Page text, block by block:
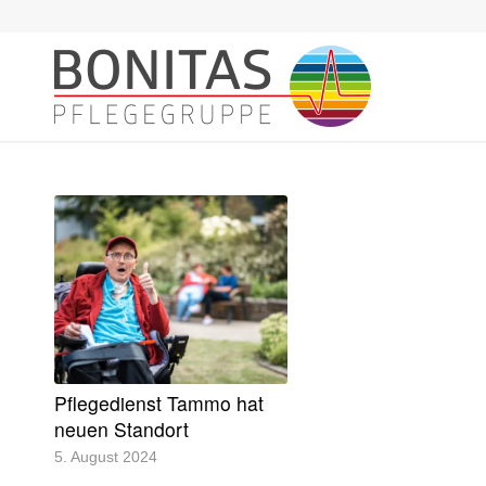
Pflegedienst Tammo hat
neuen Standort
5. August 2024